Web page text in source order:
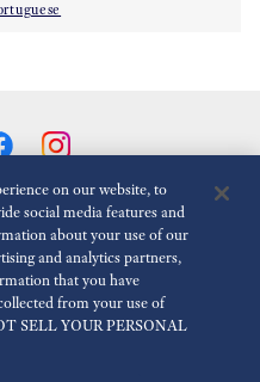
animações Desativado
Política de privacidade
on our website, to
social media features and
about your use of our
and analytics partners,
that you have
from your use of
SELL YOUR PERSONAL